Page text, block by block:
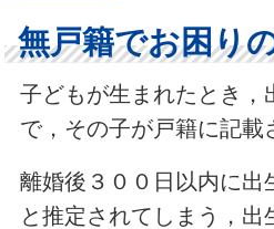
無戸籍でお困り
子どもが生まれたとき，
で，その子が戸籍に記載
離婚後３００日以内に出
と推定されてしまう，出